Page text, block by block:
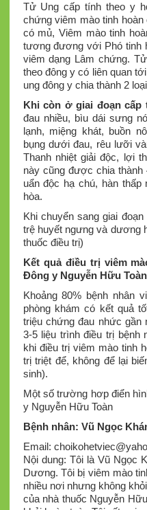
Tử Ung cấp tính theo y
chứng viêm mào tinh
có mủ, Viêm mào tinh
tương đương với Phó tinh
viêm dạng Lâm chứng.
theo đông y có liên quan
ung đông y chia thành 2
Khi còn ở giai đoạn cấp
đau nhiều, bìu dái sưng
lạnh, miệng khát, buồn
bụng dưới đau, rêu lưỡi
Thanh nhiệt giải độc, lợi
này cũng được chia thành
uẩn độc hạ chú, hàn
hòa.
Khi chuyển sang giai
trệ huyết ngưng và dương
thuốc điều trị)
Kết quả điều trị viêm
Đông y Nguyễn Hữu Toàn
Khoảng 80% bệnh nhân
phòng khám có kết quả
triệu chứng đau nhức gần
3-5 liệu trình điều trị bệnh
khi điều trị viêm mào tinh
trị triệt để, không để lại
sinh).
Một số trường hơp điển
y Nguyễn Hữu Toàn
Bệnh nhân: Vũ Ngọc
Email:
Nội dung: Tôi là Vũ Ngọc
Dương. Tôi bị viêm mào
nhiều nơi nhưng không
của nhà thuốc Nguyễn